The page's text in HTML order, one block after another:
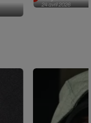
24 avril 2026